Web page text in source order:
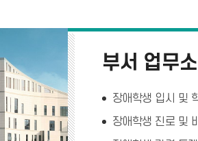
부서 업무
장애학생 입시 및
장애학생 진로 및